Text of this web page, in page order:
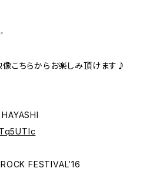
こちらからお楽しみ頂けます♪
FESTIVAL’16